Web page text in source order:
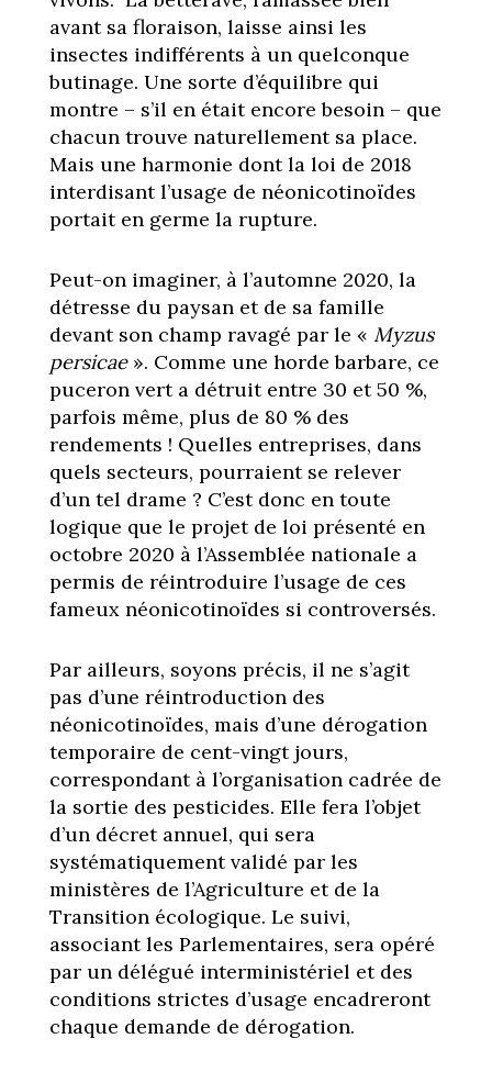
avant sa floraison, laisse ainsi les
insectes indifférents à un quelconque
butinage. Une sorte d’équilibre qui
montre – s’il en était encore besoin – que
chacun trouve naturellement sa place.
Mais une harmonie dont la loi de 2018
interdisant l’usage de néonicotinoïdes
portait en germe la rupture.
Peut-on imaginer, à l’automne 2020, la
détresse du paysan et de sa famille
devant son champ ravagé par le « Myzus
persicae». Comme une horde barbare, ce
puceron vert a détruit entre 30 et 50 %,
parfois même, plus de 80 % des
rendements ! Quelles entreprises, dans
quels secteurs, pourraient se relever
d’un tel drame ? C’est donc en toute
logique que le projet de loi présenté en
octobre 2020 à l’Assemblée nationale a
permis de réintroduire l’usage de ces
fameux néonicotinoïdes si controversés.
Par ailleurs, soyons précis, il ne s’agit
pas d’une réintroduction des
néonicotinoïdes, mais d’une dérogation
temporaire de cent-vingt jours,
correspondant à l’organisation cadrée de
la sortie des pesticides. Elle fera l’objet
d’un décret annuel, qui sera
systématiquement validé par les
ministères de l’Agriculture et de la
Transition écologique. Le suivi,
associant les Parlementaires, sera opéré
par un délégué interministériel et des
conditions strictes d’usage encadreront
chaque demande de dérogation.